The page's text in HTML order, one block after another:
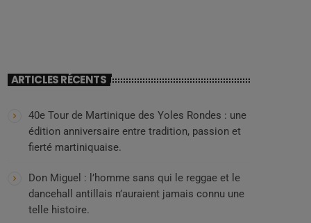
ARTICLES RÉCENTS
40e Tour de Martinique des Yoles Rondes : une
édition anniversaire entre tradition, passion et
fierté martiniquaise.
Don Miguel : l’homme sans qui le reggae et le
dancehall antillais n’auraient jamais connu une
telle histoire.